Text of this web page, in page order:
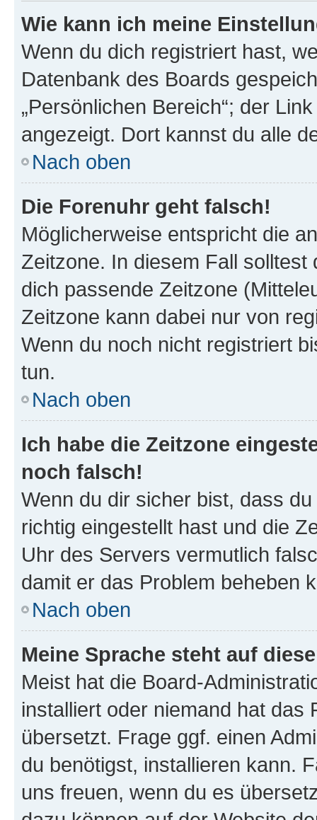
Wie kann ich meine
Wenn du dich registriert hast,
Datenbank des Boards
„Persönlichen Bereich“; der
angezeigt. Dort kannst du alle
Nach oben
Die Forenuhr geht falsch!
Möglicherweise entspricht die
Zeitzone. In diesem Fall solltest
dich passende Zeitzone
Zeitzone kann dabei nur von
Wenn du noch nicht registriert
tun.
Nach oben
Ich habe die Zeitzone
noch falsch!
Wenn du dir sicher bist, dass
richtig eingestellt hast und die
Uhr des Servers vermutlich
damit er das Problem beheben
Nach oben
Meine Sprache steht auf
Meist hat die Board-
installiert oder niemand hat das
übersetzt. Frage ggf. einen
du benötigst, installieren kann.
uns freuen, wenn du es